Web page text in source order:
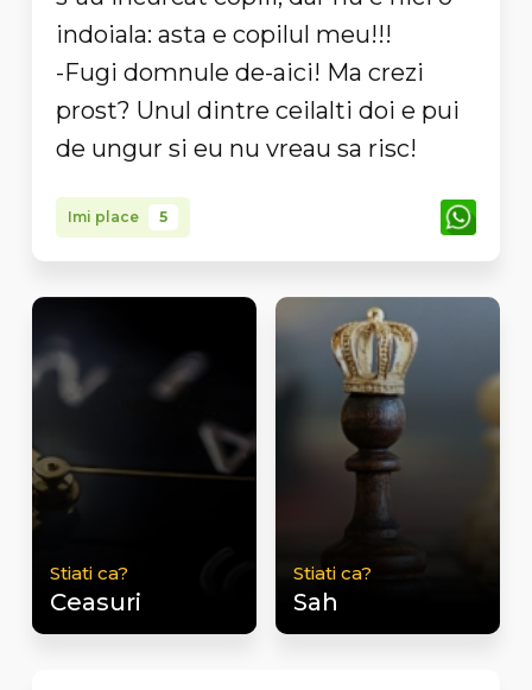
indoiala: asta e copilul meu!!!
-Fugi domnule de-aici! Ma crezi
prost? Unul dintre ceilalti doi e pui
de ungur si eu nu vreau sa risc!
Imi place 5
Stiati ca?
Ceasuri
Stiati ca?
Sah